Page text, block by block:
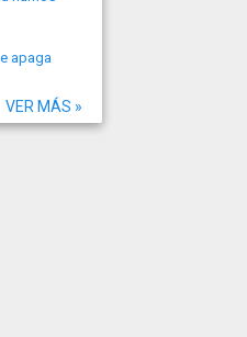
apaga
VER MÁS »